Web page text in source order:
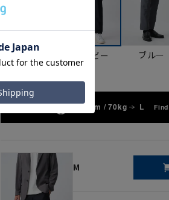
ライトグレー ネイビー ブルー
173cm / 70kg L
M